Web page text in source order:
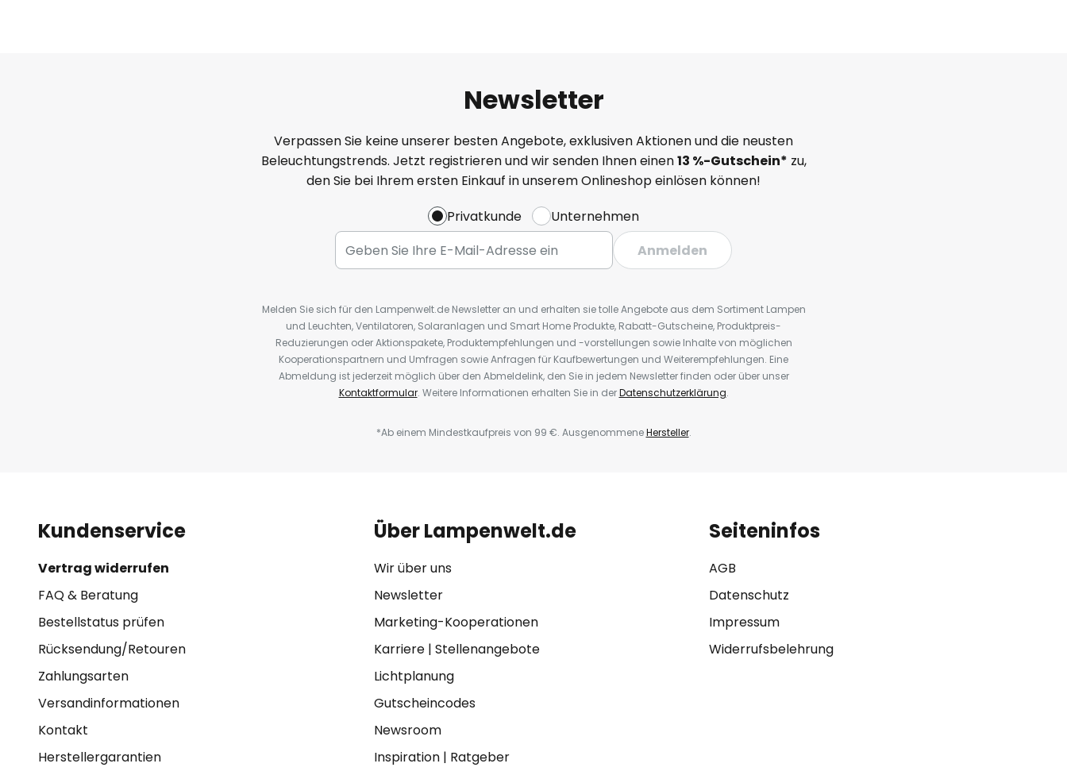
Newsletter
Verpassen Sie keine unserer besten Angebote, exklusiven Aktionen und die neusten
Beleuchtungstrends. Jetzt registrieren und wir senden Ihnen einen13 %-Gutschein* zu,
den Sie bei Ihrem ersten Einkauf in unserem Onlineshop einlösen können!
Privatkunde
Unternehmen
Anmelden
Melden Sie sich für den Lampenwelt.de Newsletter an und erhalten sie tolle Angebote aus dem Sortiment Lampen
und Leuchten, Ventilatoren, Solaranlagen und Smart Home Produkte, Rabatt-Gutscheine, Produktpreis-
Reduzierungen oder Aktionspakete, Produktempfehlungen und -vorstellungen sowie Inhalte von möglichen
Kooperationspartnern und Umfragen sowie Anfragen für Kaufbewertungen und Weiterempfehlungen. Eine
Abmeldung ist jederzeit möglich über den Abmeldelink, den Sie in jedem Newsletter finden oder über unser
Kontaktformular. Weitere Informationen erhalten Sie in derDatenschutzerklärung.
*Ab einem Mindestkaufpreis von 99 €. AusgenommeneHersteller.
Kundenservice
Vertrag widerrufen
FAQ & Beratung
Bestellstatus prüfen
Rücksendung/Retouren
Zahlungsarten
Versandinformationen
Kontakt
Herstellergarantien
Über Lampenwelt.de
Wir über uns
Newsletter
Marketing-Kooperationen
Karriere| Stellenangebote
Lichtplanung
Gutscheincodes
Newsroom
Inspiration| Ratgeber
Seiteninfos
AGB
Datenschutz
Impressum
Widerrufsbelehrung